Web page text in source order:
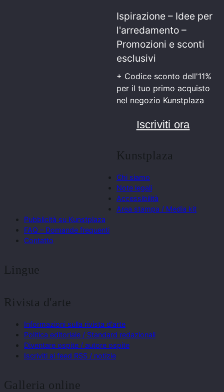
Ispirazione – Idee per
l'arredamento –
Promozioni e sconti
esclusivi
+ Codice sconto dell'11%
per il tuo primo acquisto
nel negozio Kunstplaza
Iscriviti ora
Kunstplaza
Chi siamo
Note legali
Accessibilità
Area stampa / Media kit
Pubblicità su Kunstplaza
FAQ – Domande frequenti
Contatto
Lingue
Rivista d'arte
Informazioni sulla rivista d'arte
Politica editoriale / Standard redazionali
Diventare ospite / autore ospite
Iscriviti ai feed RSS / notizie
Galleria online